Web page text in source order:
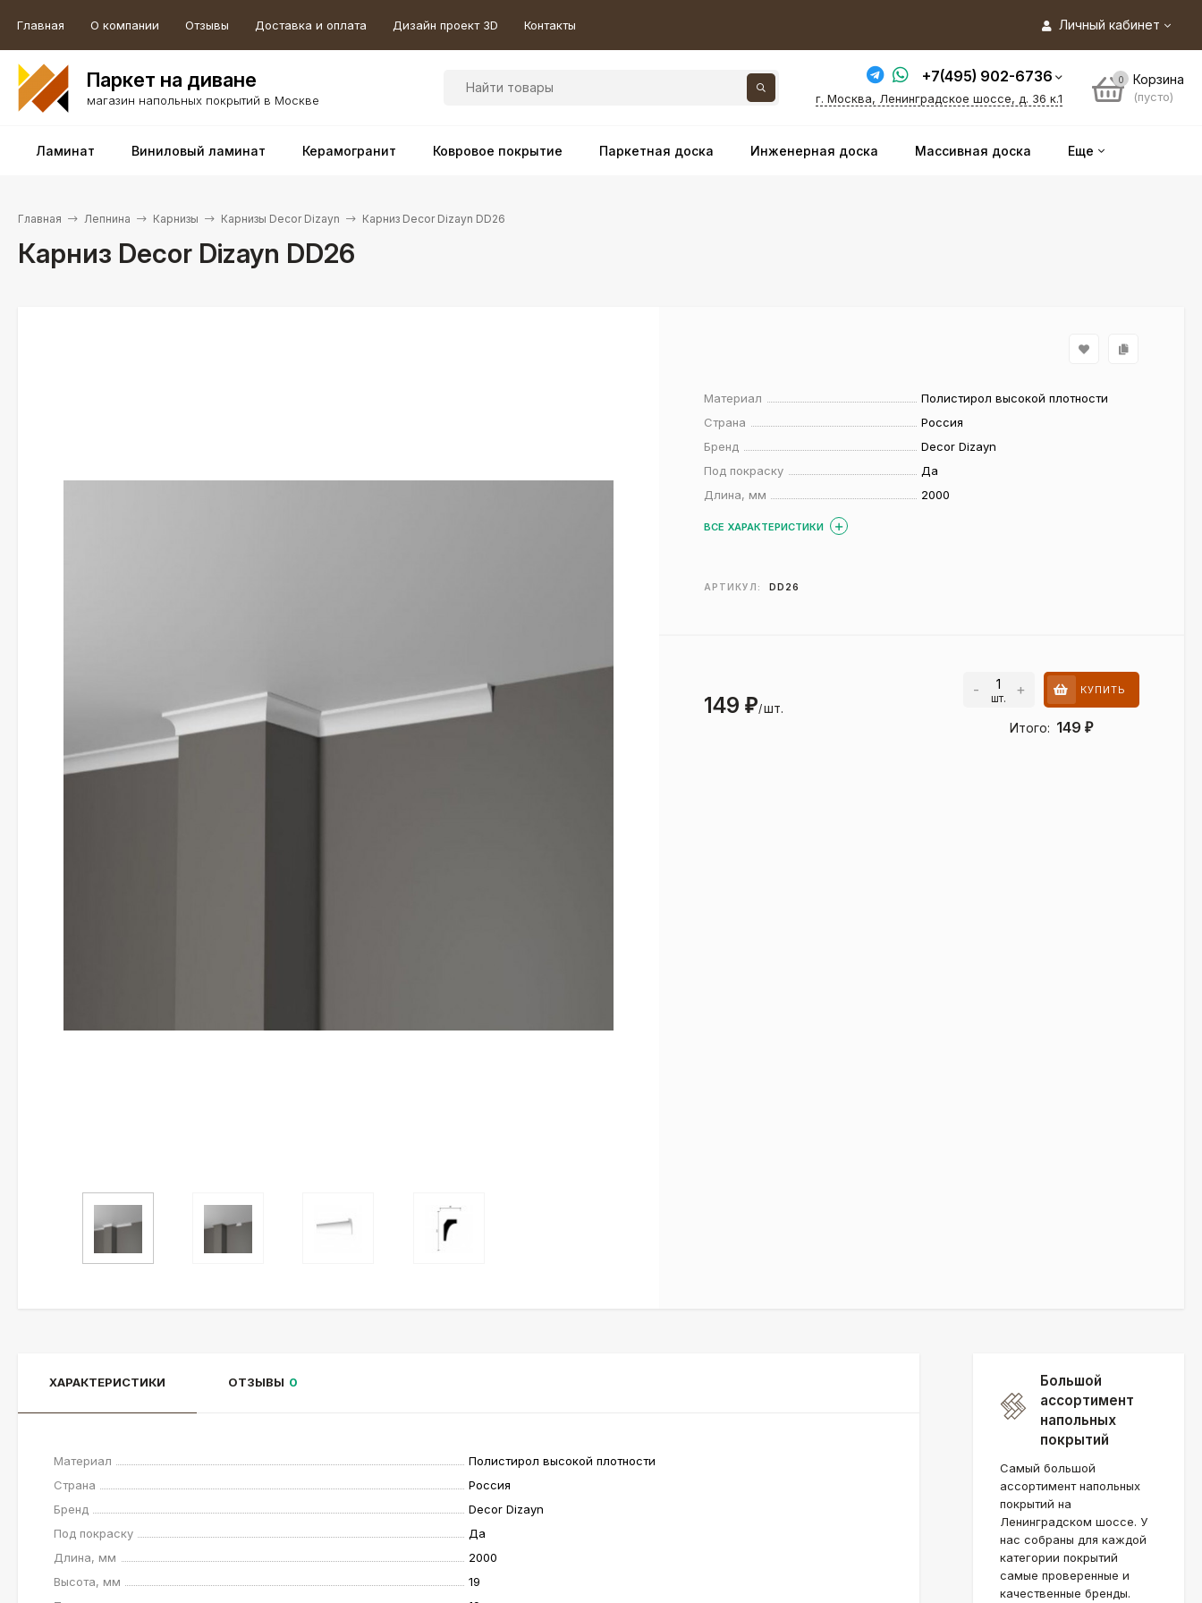
Личный кабинет
Главная О компании Отзывы Доставка и оплата Дизайн проект 3D Контакты
Паркет на диване
магазин напольных покрытий в Москве
+7(495) 902-6736
г. Москва, Ленинградское шоссе, д. 36 к.1
0 Корзина
(пусто)
Ламинат Виниловый ламинат Керамогранит Ковровое покрытие Паркетная доска Инженерная доска Массивная доска Еще
Главная Лепнина Карнизы Карнизы Decor Dizayn Карниз Decor Dizayn DD26
Карниз Decor Dizayn DD26
Материал
Полистирол высокой плотности
Страна
Россия
Бренд
Decor Dizayn
Под покраску
Да
Длина, мм
2000
ВСЕ ХАРАКТЕРИСТИКИ
АРТИКУЛ: DD26
149 ₽/шт.
- шт. + КУПИТЬ
Итого: 149 ₽
ХАРАКТЕРИСТИКИ ОТЗЫВЫ 0
Материал
Полистирол высокой плотности
Страна
Россия
Бренд
Decor Dizayn
Под покраску
Да
Длина, мм
2000
Высота, мм
19
Большой
ассортимент
напольных
покрытий
Самый большой
ассортимент напольных
покрытий на
Ленинградском шоссе. У
нас собраны для каждой
категории покрытий
самые проверенные и
качественные бренды.